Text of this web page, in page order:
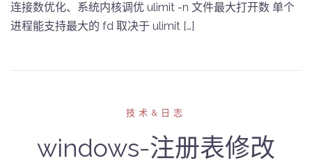
连接数优化、系统内核调优 ulimit -n 文件最大打开数 单个
进程能支持最大的 fd 取决于 ulimit […]
技术&日志
windows-注册表修改